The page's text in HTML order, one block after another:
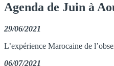
Agenda de Juin à
29/06/2021
L’expérience Marocaine de
06/07/2021